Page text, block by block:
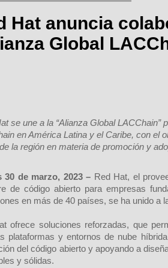
Hat anuncia
Global
se une a la “Alianza Global LACChain”
en América Latina y el Caribe, con el
la región en materia de promoción y
30 de marzo, 2023 – Red Hat, el
de código abierto para empresas
en más de 40 países, se ha unido a
ofrece soluciones reforzadas, que
plataformas y entornos de nube
del código abierto y apoyando a
y sólidas.